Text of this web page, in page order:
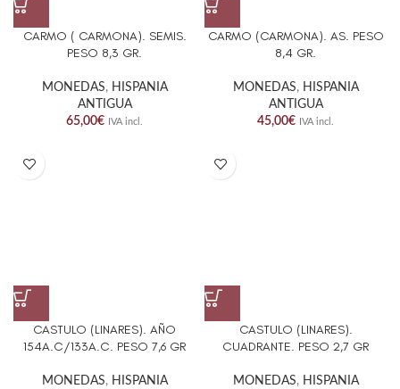
CARMO ( CARMONA). SEMIS.
PESO 8,3 GR.
MONEDAS, HISPANIA
ANTIGUA
65,00€ IVA incl.
CARMO (CARMONA). AS. PESO
8,4 GR.
MONEDAS, HISPANIA
ANTIGUA
45,00€ IVA incl.
CASTULO (LINARES). AÑO
154A.C/133A.C. PESO 7,6 GR
MONEDAS, HISPANIA
CASTULO (LINARES).
CUADRANTE. PESO 2,7 GR
MONEDAS, HISPANIA